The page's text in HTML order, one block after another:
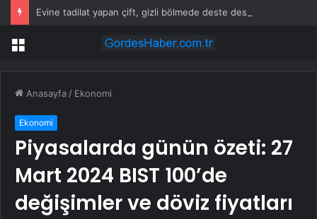
Menü
Anasayfa / Ekonomi
Ekonomi
Piyasalarda günün özeti: 27
Mart 2024 BIST 100’de
değişimler ve döviz fiyatları